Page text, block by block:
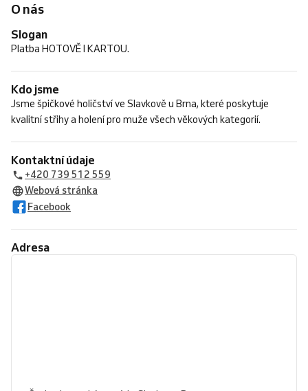
O nás
Slogan
Platba HOTOVĚ I KARTOU.
Kdo jsme
Jsme špičkové holičství ve Slavkově u Brna, které poskytuje
kvalitní střihy a holení pro muže všech věkových kategorií.
Kontaktní údaje
+420 739 512 559
Webová stránka
Facebook
Adresa